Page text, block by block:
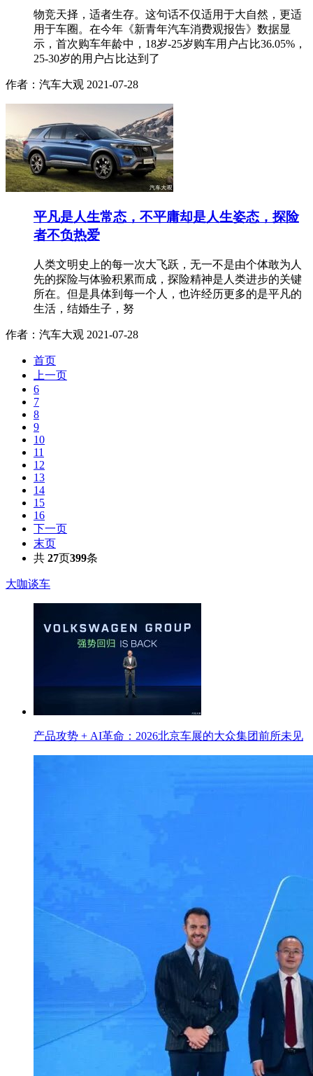
物竞天择，适者生存。这句话不仅适用于大自然，更适
用于车圈。在今年《新青年汽车消费观报告》数据显
示，首次购车年龄中，18岁-25岁购车用户占比36.05%，
25-30岁的用户占比达到了
作者：汽车大观 2021-07-28
平凡是人生常态，不平庸却是人生姿态，探险
者不负热爱
人类文明史上的每一次大飞跃，无一不是由个体敢为人
先的探险与体验积累而成，探险精神是人类进步的关键
所在。但是具体到每一个人，也许经历更多的是平凡的
生活，结婚生子，努
作者：汽车大观 2021-07-28
首页
上一页
6
7
8
9
10
11
12
13
14
15
16
下一页
末页
共 27页399条
大咖谈车
产品攻势 + AI革命：2026北京车展的大众集团前所未见